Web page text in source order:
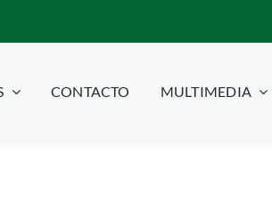
CONTACTO MULTIMEDIA